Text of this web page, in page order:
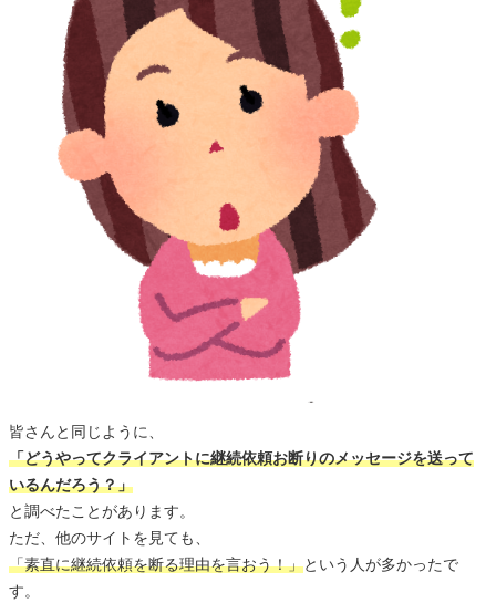
皆さんと同じように、
「どうやってクライアントに継続依頼お断りのメッセージを送って
いるんだろう？」
と調べたことがあります。
ただ、他のサイトを見ても、
「素直に継続依頼を断る理由を言おう！」という人が多かったで
す。